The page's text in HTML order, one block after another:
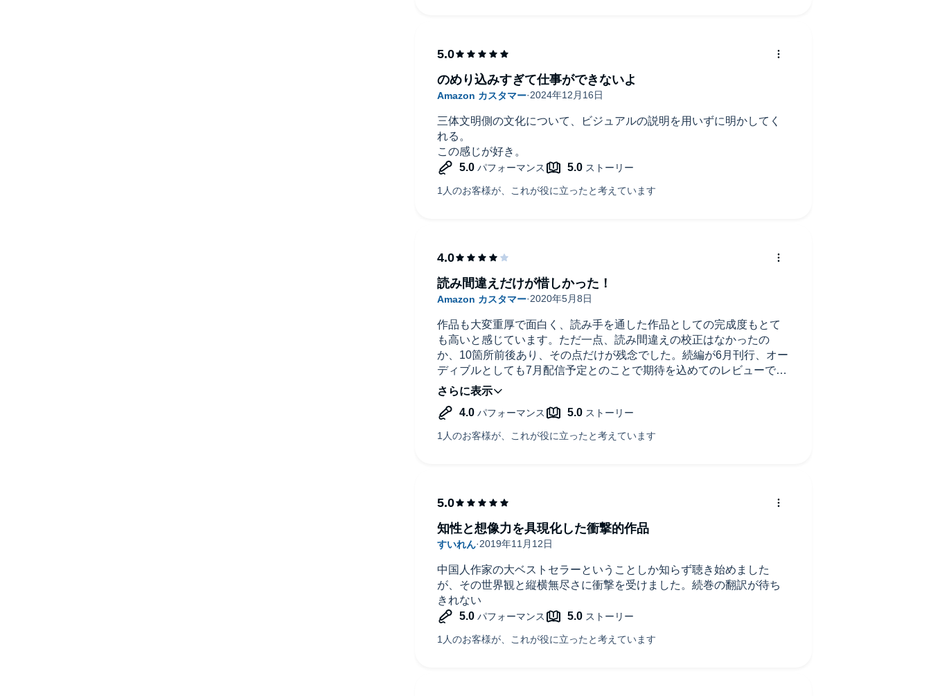
三体文明側の文化について、ビジュアルの説明を用いずに明かしてく
れる。
この感じが好き。
のめり込みすぎて仕事ができないよ
作品も大変重厚で面白く、読み手を通した作品としての完成度もとて
も高いと感じています。ただ一点、読み間違えの校正はなかったの
か、10箇所前後あり、その点だけが残念でした。続編が6月刊行、オー
ディブルとしても7月配信予定とのことで期待を込めてのレビューで
す。続編も祐仙さんに読んでいただきたいです！
読み間違えだけが惜しかった！
中国人作家の大ベストセラーということしか知らず聴き始めました
が、その世界観と縦横無尽さに衝撃を受けました。続巻の翻訳が待ち
きれない
知性と想像力を具現化した衝撃的作品